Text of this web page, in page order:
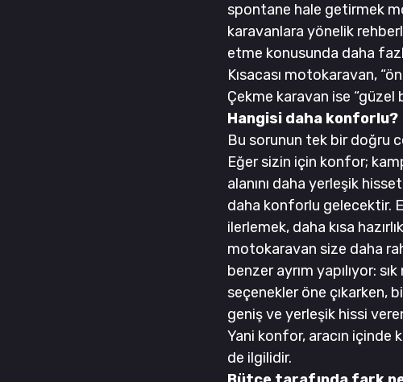
spontane hale getirmek
karavanlara yönelik
etme konusunda daha
Kısacası motokaravan,
Çekme karavan ise
Hangisi daha konforlu?
Bu sorunun tek bir doğru
Eğer sizin için konfor;
alanını daha yerleşik
daha konforlu gelecektir.
ilerlemek, daha kısa
motokaravan size daha
benzer ayrım yapılıyor:
seçenekler öne çıkarken,
geniş ve yerleşik hissi
Yani konfor, aracın içinde
de ilgilidir.